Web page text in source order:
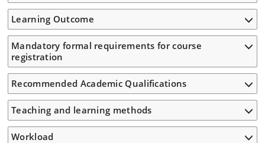
Learning Outcome
Mandatory formal requirements for course
registration
Recommended Academic Qualifications
Teaching and learning methods
Workload